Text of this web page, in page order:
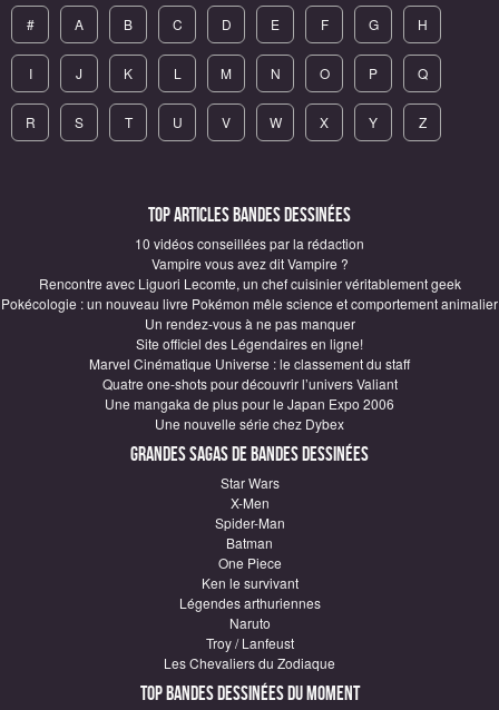
# A B C D E F G H
I J K L M N O P Q
R S T U V W X Y Z
Top articles Bandes Dessinées
10 vidéos conseillées par la rédaction
Vampire vous avez dit Vampire ?
Rencontre avec Liguori Lecomte, un chef cuisinier véritablement geek
Pokécologie : un nouveau livre Pokémon mêle science et comportement animalier
Un rendez-vous à ne pas manquer
Site officiel des Légendaires en ligne!
Marvel Cinématique Universe : le classement du staff
Quatre one-shots pour découvrir l’univers Valiant
Une mangaka de plus pour le Japan Expo 2006
Une nouvelle série chez Dybex
Grandes sagas de Bandes Dessinées
Star Wars
X-Men
Spider-Man
Batman
One Piece
Ken le survivant
Légendes arthuriennes
Naruto
Troy / Lanfeust
Les Chevaliers du Zodiaque
Top Bandes Dessinées du moment